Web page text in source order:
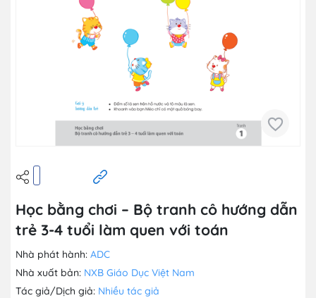
Học bằng chơi – Bộ tranh cô hướng dẫn
trẻ 3-4 tuổi làm quen với toán
Nhà phát hành: ADC
Nhà xuất bản: NXB Giáo Dục Việt Nam
Tác giả/Dịch giả: Nhiều tác giả